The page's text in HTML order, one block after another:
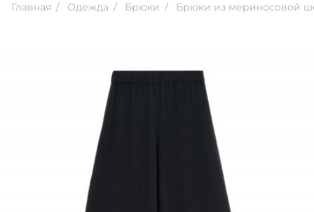
Главная Одежда Брюки Брюки из мериносовой